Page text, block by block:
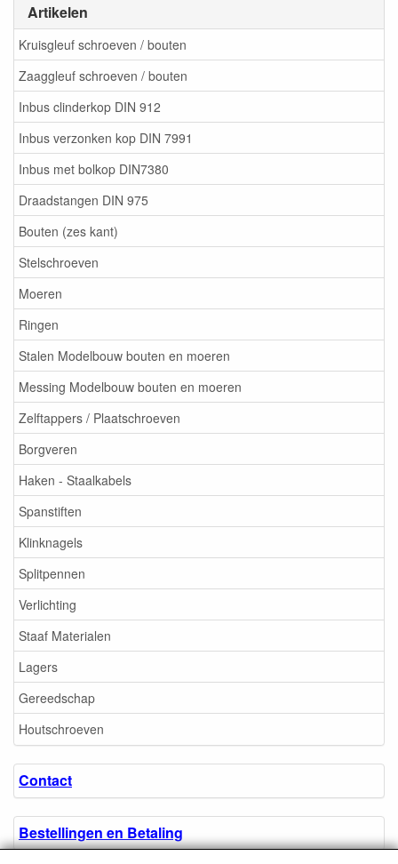
Artikelen
Kruisgleuf schroeven / bouten
Zaaggleuf schroeven / bouten
Inbus clinderkop DIN 912
Inbus verzonken kop DIN 7991
Inbus met bolkop DIN7380
Draadstangen DIN 975
Bouten (zes kant)
Stelschroeven
Moeren
Ringen
Stalen Modelbouw bouten en moeren
Messing Modelbouw bouten en moeren
Zelftappers / Plaatschroeven
Borgveren
Haken - Staalkabels
Spanstiften
Klinknagels
Splitpennen
Verlichting
Staaf Materialen
Lagers
Gereedschap
Houtschroeven
Contact
Bestellingen en Betaling